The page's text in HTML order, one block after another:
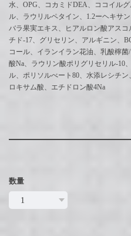
水、OPG、コカミドDEA、ココイル
ル、ラウリルペタイン、1.2ーヘキサ
バラ果実エキス、ヒアルロン酸アス
チド-17、グリセリン、アルギニン、
コール、イランイラン花油、乳酸檸
酸Na、ラウリン酸ポリグリセリル-10
ル、ポリソルべート80、水添レシチ
ロキサム酸、エチドロン酸4Na
数量